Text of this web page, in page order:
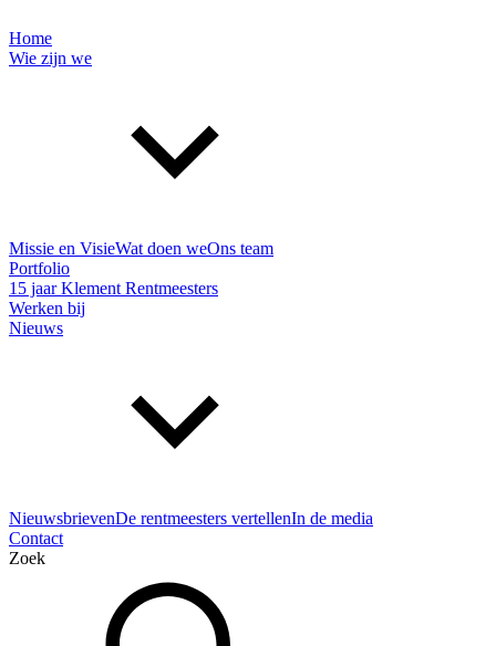
Home
Wie zijn we
Missie en VisieWat doen weOns team
Portfolio
15 jaar Klement Rentmeesters
Werken bij
Nieuws
NieuwsbrievenDe rentmeesters vertellenIn de media
Contact
Zoek